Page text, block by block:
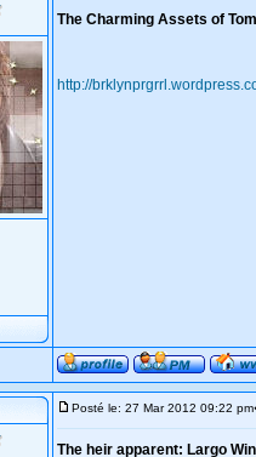
The Charming Assets of
http://
Posté le: 27 Mar 2012 09:22 pm
The heir apparent: Largo